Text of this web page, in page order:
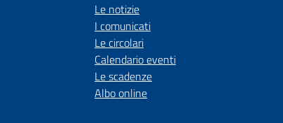
Le notizie
I comunicati
Le circolari
Calendario eventi
Le scadenze
Albo online